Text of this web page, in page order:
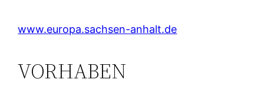
www.europa.sachsen-anhalt.de
VORHABEN